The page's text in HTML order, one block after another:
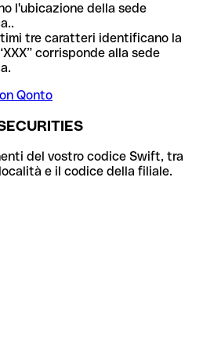
l'ubicazione della sede
tre caratteri identificano la
corrisponde alla sede
Qonto
del vostro codice Swift, tra
e il codice della filiale.